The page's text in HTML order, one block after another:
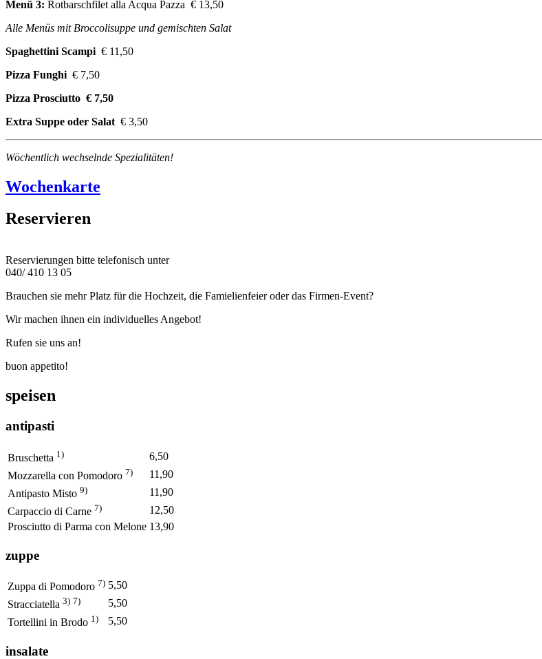
Menü 3: Rotbarschfilet alla Acqua Pazza € 13,50
Alle Menüs mit Broccolisuppe und gemischten Salat
Spaghettini Scampi € 11,50
Pizza Funghi € 7,50
Pizza Prosciutto € 7,50
Extra Suppe oder Salat € 3,50
Wöchentlich wechselnde Spezialitäten!
Wochenkarte
Reservieren
Reservierungen bitte telefonisch unter
040/ 410 13 05
Brauchen sie mehr Platz für die Hochzeit, die Famielienfeier oder das Firmen-Event?
Wir machen ihnen ein individuelles Angebot!
Rufen sie uns an!
buon appetito!
speisen
antipasti
Bruschetta 1)
6,50
Mozzarella con Pomodoro 7)
11,90
Antipasto Misto 9)
11,90
Carpaccio di Carne 7)
12,50
Prosciutto di Parma con Melone 13,90
zuppe
Zuppa di Pomodoro 7) 5,50
Stracciatella 3) 7)
5,50
Tortellini in Brodo 1) 5,50
insalate